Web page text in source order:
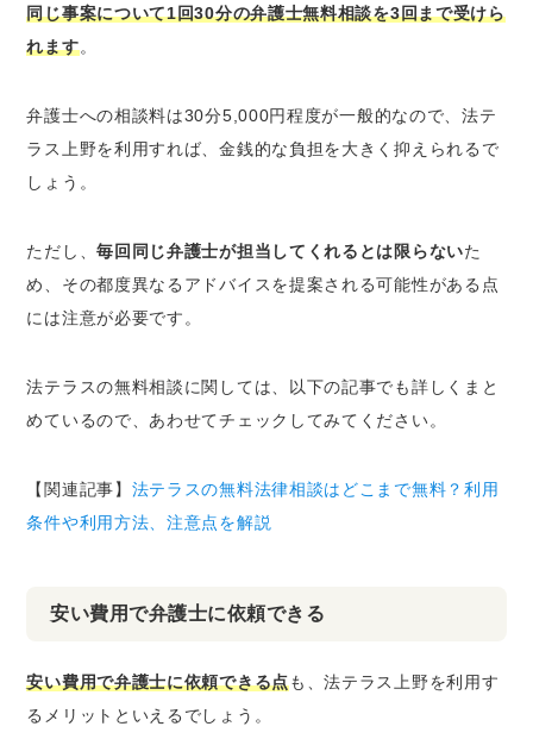
同じ事案について1回30分の弁護士無料相談を3回まで受けら
れます。
弁護士への相談料は30分5,000円程度が一般的なので、法テ
ラス上野を利用すれば、金銭的な負担を大きく抑えられるで
しょう。
ただし、毎回同じ弁護士が担当してくれるとは限らないた
め、その都度異なるアドバイスを提案される可能性がある点
には注意が必要です。
法テラスの無料相談に関しては、以下の記事でも詳しくまと
めているので、あわせてチェックしてみてください。
【関連記事】 法テラスの無料法律相談はどこまで無料？利用
条件や利用方法、注意点を解説
安い費用で弁護士に依頼できる
安い費用で弁護士に依頼できる点も、法テラス上野を利用す
るメリットといえるでしょう。